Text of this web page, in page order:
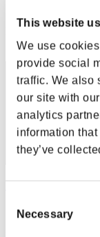
This website
We use
provide social
traffic. We also
our site with
analytics
information that
they’ve
Selection
Necessary
RANK
32
スコア:Lv:1/12'40"31